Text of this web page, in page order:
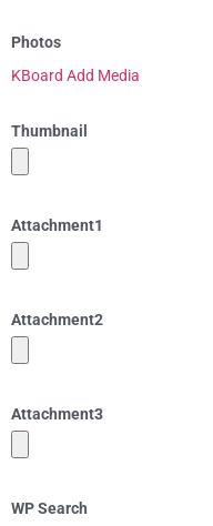
Photos
KBoard Add Media
Thumbnail
Attachment1
Attachment2
Attachment3
WP Search